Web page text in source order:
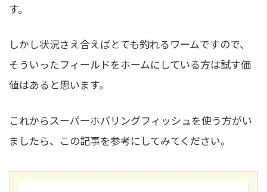
す。
しかし状況さえ合えばとても釣れるワームですので、
そういったフィールドをホームにしている方は試す価
値はあると思います。
これからスーパーホバリングフィッシュを使う方がい
ましたら、この記事を参考にしてみてください。